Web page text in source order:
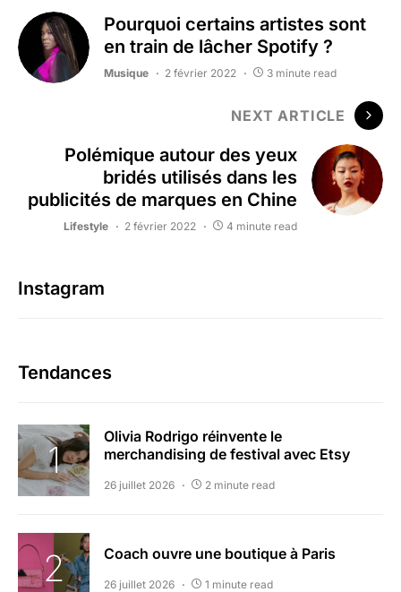
Pourquoi certains artistes sont
en train de lâcher Spotify ?
Musique 2 février 2022 3 minute read
NEXT ARTICLE
Polémique autour des yeux
bridés utilisés dans les
publicités de marques en Chine
Lifestyle 2 février 2022 4 minute read
Instagram
Tendances
Olivia Rodrigo réinvente le
merchandising de festival avec Etsy
26 juillet 2026 2 minute read
Coach ouvre une boutique à Paris
26 juillet 2026 1 minute read